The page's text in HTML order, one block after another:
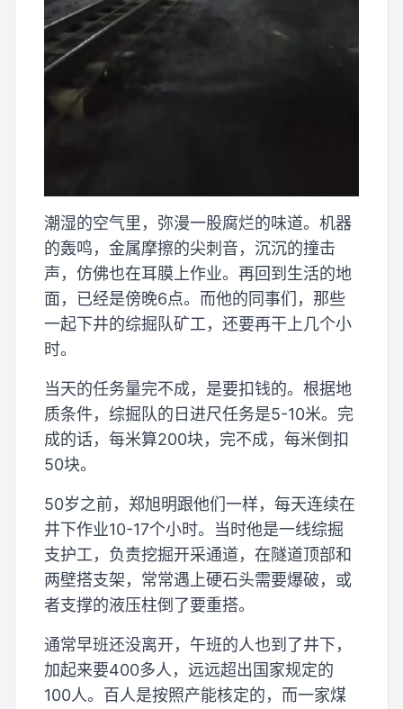
潮湿的空气里，弥漫一股腐烂的味道。机器
的轰鸣，金属摩擦的尖刺音，沉沉的撞击
声，仿佛也在耳膜上作业。再回到生活的地
面，已经是傍晚6点。而他的同事们，那些
一起下井的综掘队矿工，还要再干上几个小
时。
当天的任务量完不成，是要扣钱的。根据地
质条件，综掘队的日进尺任务是5-10米。完
成的话，每米算200块，完不成，每米倒扣
50块。
50岁之前，郑旭明跟他们一样，每天连续在
井下作业10-17个小时。当时他是一线综掘
支护工，负责挖掘开采通道，在隧道顶部和
两壁搭支架，常常遇上硬石头需要爆破，或
者支撑的液压柱倒了要重搭。
通常早班还没离开，午班的人也到了井下，
加起来要400多人，远远超出国家规定的
100人。百人是按照产能核定的，而一家煤